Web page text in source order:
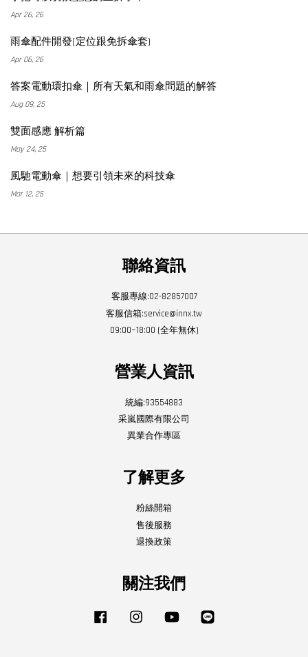
Apr 26, 26
雨傘配件開發(定位跟免拆傘套)
Apr 06, 26
答案電動環扣傘｜所有天氣和雨傘問題的解答
Aug 09, 25
雙面感應 解析篇
May 24, 25
風馳電動傘｜想要引領未來的科技傘
Mar 12, 25
聯絡資訊
客服專線:02-82857007
客服信箱:service@innx.tw
09:00~18:00 (全年無休)
營業人資訊
統編:93554883
采嵐國際有限公司
異業合作專區
了解更多
粉絲開箱
售後服務
退換政策
關注我們
Facebook Instagram YouTube